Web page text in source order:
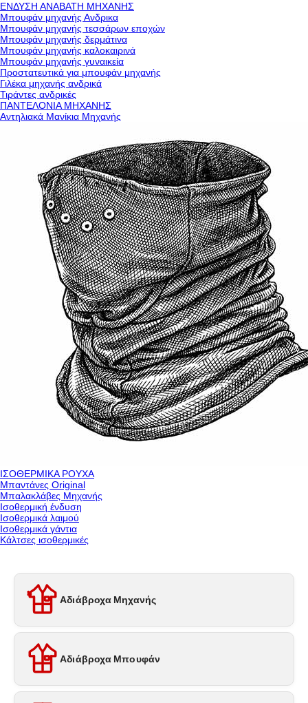
ΕΝΔΥΣΗ ΑΝΑΒΑΤΗ ΜΗΧΑΝΗΣ
Μπουφάν μηχανής Ανδρικα
Μπουφάν μηχανής τεσσάρων εποχών
Μπουφάν μηχανής δερμάτινα
Μπουφάν μηχανής καλοκαιρινά
Μπουφάν μηχανής γυναικεία
Προστατευτικά για μπουφάν μηχανής
Γιλέκα μηχανής ανδρικά
Τιράντες ανδρικές
ΠΑΝΤΕΛΟΝΙΑ ΜΗΧΑΝΗΣ
Αντηλιακά Μανίκια Μηχανής
ΙΣΟΘΕΡΜΙΚΑ ΡΟΥΧΑ
Μπαντάνες Original
Μπαλακλάβες Μηχανής
Ισοθερμική ένδυση
Ισοθερμικά λαιμού
Ισοθερμικά γάντια
Κάλτσες ισοθερμικές
Αδιάβροχα Μηχανής
Αδιάβροχα Μπουφάν